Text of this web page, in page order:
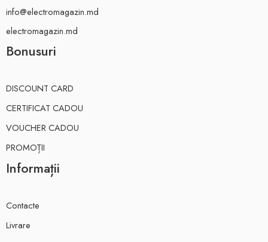
info@electromagazin.md
electromagazin.md
Bonusuri
DISCOUNT CARD
CERTIFICAT CADOU
VOUCHER CADOU
PROMOȚII
Informații
Contacte
Livrare